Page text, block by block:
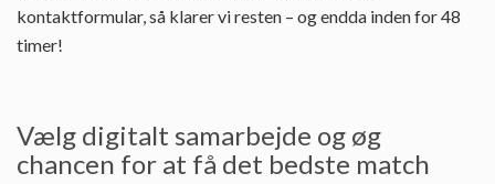
kontaktformular, så klarer vi resten – og endda inden for 48
timer!
Vælg digitalt samarbejde og øg
chancen for at få det bedste match